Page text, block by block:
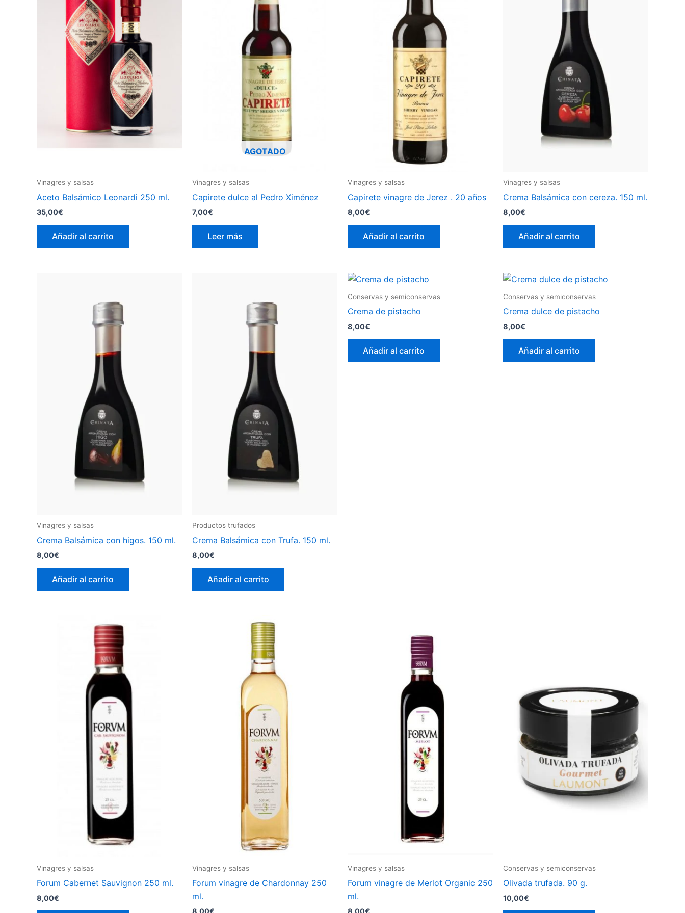
Vinagres y salsas
Aceto Balsámico Leonardi 250 ml.
35,00€
Añadir al carrito
AGOTADO
Vinagres y salsas
Capirete dulce al Pedro Ximénez
7,00€
Leer más
Vinagres y salsas
Capirete vinagre de Jerez . 20 años
8,00€
Añadir al carrito
Vinagres y salsas
Crema Balsámica con cereza. 150 ml.
8,00€
Añadir al carrito
Vinagres y salsas
Crema Balsámica con higos. 150 ml.
8,00€
Añadir al carrito
Productos trufados
Crema Balsámica con Trufa. 150 ml.
8,00€
Añadir al carrito
Conservas y semiconservas
Crema de pistacho
8,00€
Añadir al carrito
Conservas y semiconservas
Crema dulce de pistacho
8,00€
Añadir al carrito
Vinagres y salsas
Forum Cabernet Sauvignon 250 ml.
8,00€
Vinagres y salsas
Forum vinagre de Chardonnay 250
ml.
8,00€
Vinagres y salsas
Forum vinagre de Merlot Organic 250
ml.
8,00€
Conservas y semiconservas
Olivada trufada. 90 g.
10,00€